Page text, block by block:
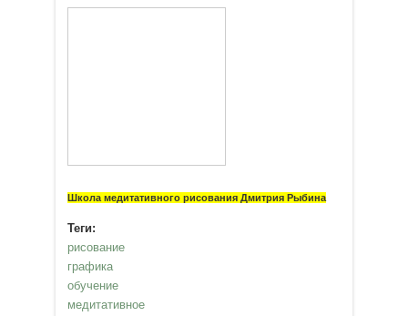
Школа медитативного рисования Дмитрия Рыбина
Теги:
рисование
графика
обучение
медитативное